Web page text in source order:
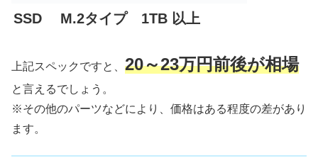
SSD
M.2タイプ 1TB 以上
上記スペックですと、 20～23万円前後が相場
と言えるでしょう。
※その他のパーツなどにより、価格はある程度の差があり
ます。